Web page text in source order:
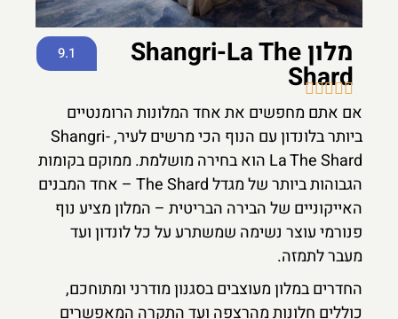
מלון Shangri-La The
Shard
9.1



אם אתם מחפשים את אחד המלונות הרומנטיים
ביותר בלונדון עם הנוף הכי מרשים לעיר, Shangri-
La The Shard הוא בחירה מושלמת. ממוקם בקומות
הגבוהות ביותר של מגדל The Shard – אחד המבנים
האייקוניים של הבירה הבריטית – המלון מציע נוף
פנורמי עוצר נשימה שמשתרע על כל לונדון ועד
מעבר לתמזה.
החדרים במלון מעוצבים בסגנון מודרני ומתוחכם,
כוללים חלונות מהרצפה ועד התקרה המאפשרים